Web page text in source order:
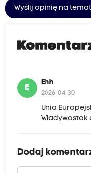
Wyślij opinię na temat
E
Ehh
2026-04-30
Unia
Władywostok
Dodaj